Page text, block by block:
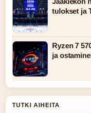
tulokset ja
Ryzen 7
ja
TUTKI AIHEITA